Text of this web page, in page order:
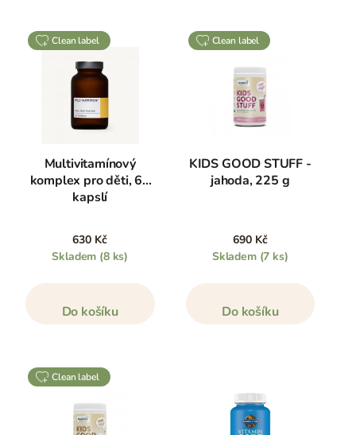
clean label
Multivitamínový
komplex pro děti, 60
kapslí
630 Kč
Skladem (8 ks)
Do košíku
clean label
KIDS GOOD STUFF -
jahoda, 225 g
690 Kč
Skladem (7 ks)
Do košíku
clean label